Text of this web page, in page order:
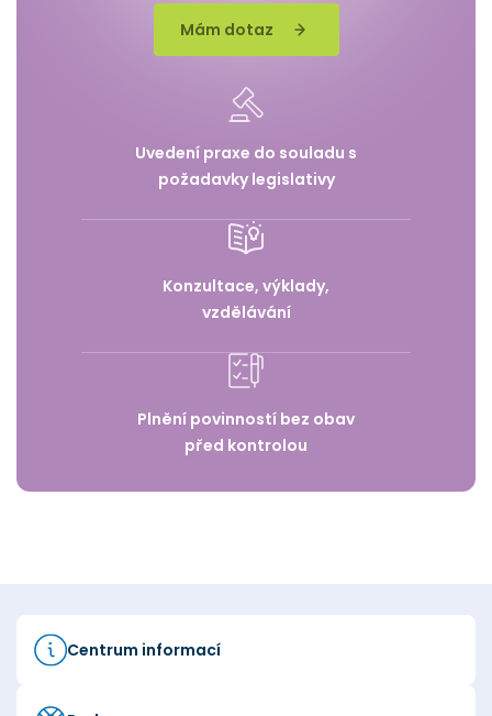
Mám dotaz
Uvedení praxe do souladu s
požadavky legislativy
Konzultace, výklady,
vzdělávání
Plnění povinností bez obav
před kontrolou
Centrum informací